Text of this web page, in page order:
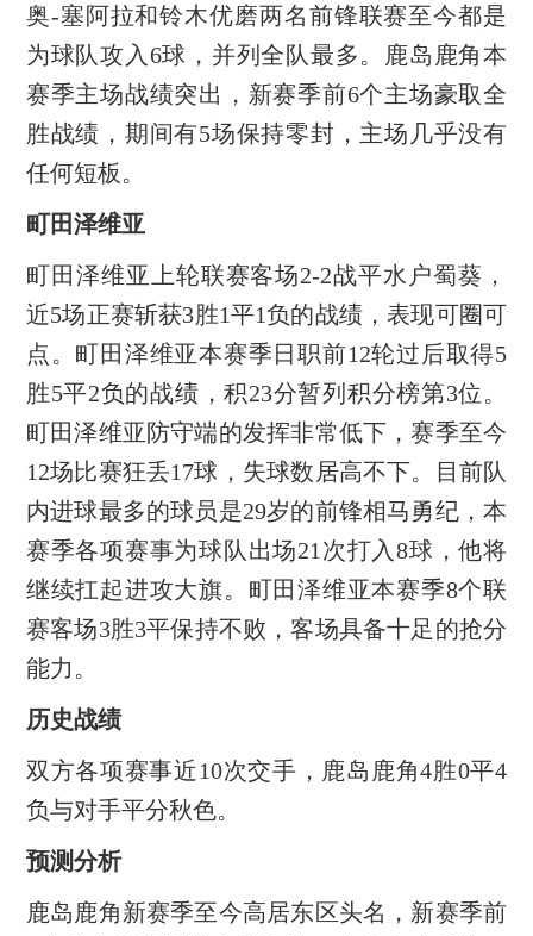
奥-塞阿拉和铃木优磨两名前锋联赛至今都是
为球队攻入6球，并列全队最多。鹿岛鹿角本
赛季主场战绩突出，新赛季前6个主场豪取全
胜战绩，期间有5场保持零封，主场几乎没有
任何短板。
町田泽维亚
町田泽维亚上轮联赛客场2-2战平水户蜀葵，
近5场正赛斩获3胜1平1负的战绩，表现可圈可
点。町田泽维亚本赛季日职前12轮过后取得5
胜5平2负的战绩，积23分暂列积分榜第3位。
町田泽维亚防守端的发挥非常低下，赛季至今
12场比赛狂丢17球，失球数居高不下。目前队
内进球最多的球员是29岁的前锋相马勇纪，本
赛季各项赛事为球队出场21次打入8球，他将
继续扛起进攻大旗。町田泽维亚本赛季8个联
赛客场3胜3平保持不败，客场具备十足的抢分
能力。
历史战绩
双方各项赛事近10次交手，鹿岛鹿角4胜0平4
负与对手平分秋色。
预测分析
鹿岛鹿角新赛季至今高居东区头名，新赛季前